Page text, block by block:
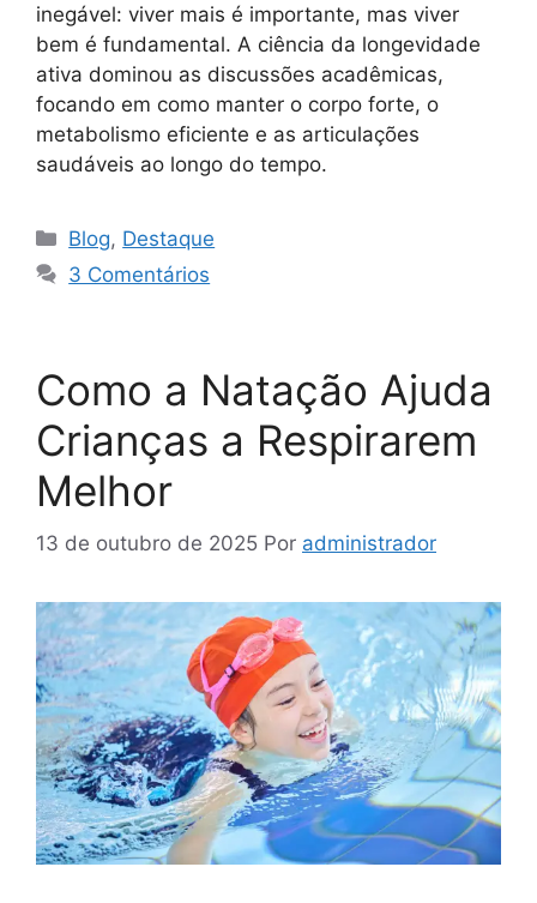
inegável: viver mais é importante, mas viver
bem é fundamental. A ciência da longevidade
ativa dominou as discussões acadêmicas,
focando em como manter o corpo forte, o
metabolismo eficiente e as articulações
saudáveis ao longo do tempo.
Blog, Destaque
3 Comentários
Como a Natação Ajuda
Crianças a Respirarem
Melhor
13 de outubro de 2025 Por administrador